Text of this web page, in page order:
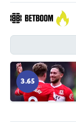
3.65